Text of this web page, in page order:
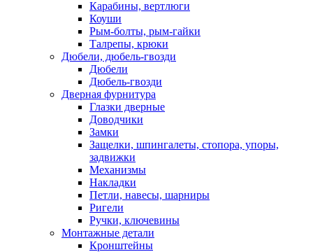
Карабины, вертлюги
Коуши
Рым-болты, рым-гайки
Талрепы, крюки
Дюбели, дюбель-гвозди
Дюбели
Дюбель-гвозди
Дверная фурнитура
Глазки дверные
Доводчики
Замки
Защелки, шпингалеты, стопора, упоры,
задвижки
Механизмы
Накладки
Петли, навесы, шарниры
Ригели
Ручки, ключевины
Монтажные детали
Кронштейны